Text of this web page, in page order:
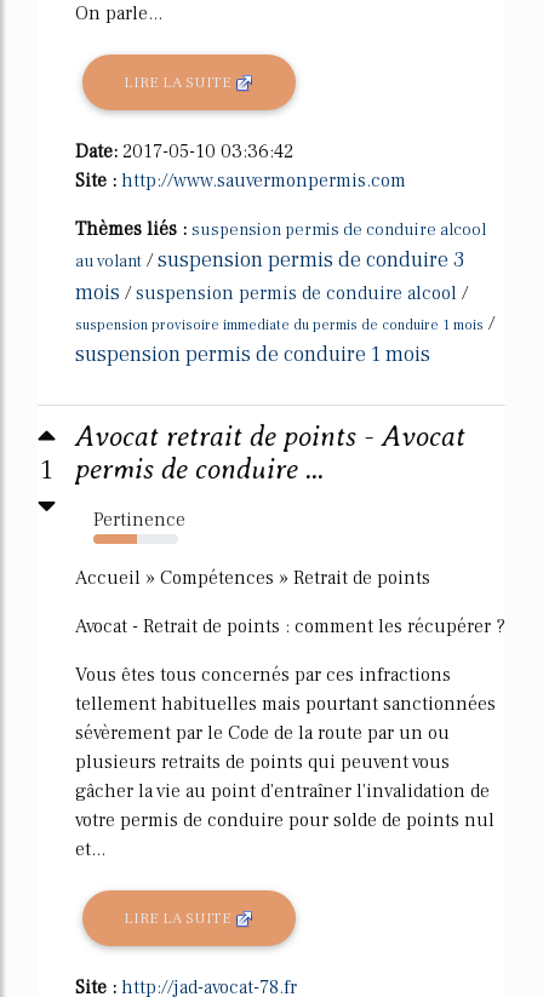
On parle...
LIRE LA SUITE
Date: 2017-05-10 03:36:42
Site : http://www.sauvermonpermis.com
Thèmes liés : suspension permis de conduire alcool
au volant /suspension permis de conduire 3
mois /suspension permis de conduire alcool /
suspension provisoire immediate du permis de conduire 1 mois /
suspension permis de conduire 1 mois
1
Avocat retrait de points - Avocat
permis de conduire ...
Pertinence
51%
Accueil » Compétences » Retrait de points
Avocat - Retrait de points : comment les récupérer ?
Vous êtes tous concernés par ces infractions
tellement habituelles mais pourtant sanctionnées
sévèrement par le Code de la route par un ou
plusieurs retraits de points qui peuvent vous
gâcher la vie au point d'entraîner l'invalidation de
votre permis de conduire pour solde de points nul
et...
LIRE LA SUITE
Site : http://jad-avocat-78.fr